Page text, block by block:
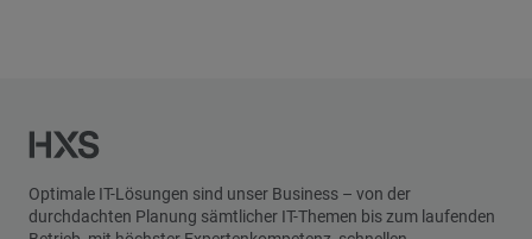
Optimale IT-Lösungen sind unser Business – von der
durchdachten Planung sämtlicher IT-Themen bis zum laufenden